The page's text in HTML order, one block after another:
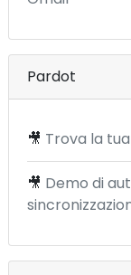
Pardot
🎥 Trova la
🎥 Demo di